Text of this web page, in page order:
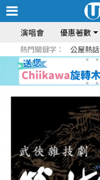
演唱會 優惠著數
熱門關鍵字： 公屋熱話